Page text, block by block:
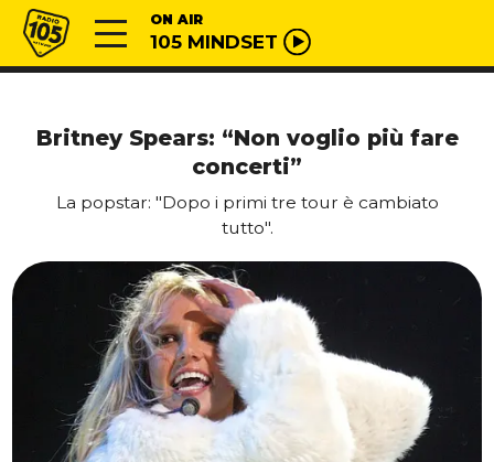
Vai al contenuto
Radio 105 ON AIR
105 MINDSET
Britney Spears: “Non voglio più fare
concerti”
La popstar: "Dopo i primi tre tour è cambiato
tutto".